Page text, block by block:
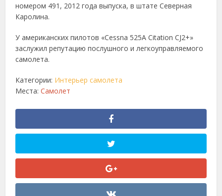
номером 491, 2012 года выпуска, в штате Северная
Каролина.
У американских пилотов «Cessna 525A Citation CJ2+»
заслужил репутацию послушного и легкоуправляемого
самолета.
Категории: Интерьер самолета
Места:Самолет